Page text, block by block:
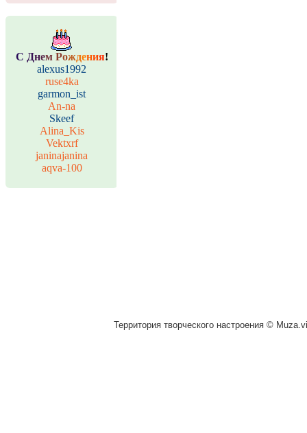
С Днем Рождения!
alexus1992
ruse4ka
garmon_ist
An-na
Skeef
Alina_Kis
Vektxrf
janinajanina
aqva-100
Территория творческого настроения ©